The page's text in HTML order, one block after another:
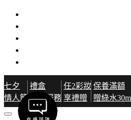
七夕
情人節
禮盒
包裝服務
任2彩妝
享禮贈
保養滿額
贈綠水